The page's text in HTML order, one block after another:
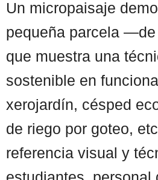
Un micropaisaje
pequeña parcela
que muestra una
sostenible en
xerojardín, césped
de riego por goteo,
referencia visual y